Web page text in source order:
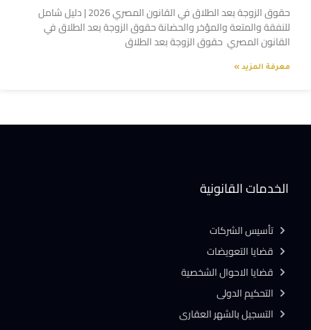
حقوق الزوجة بعد الطلاق في القانون المصري 2026 | دليل شامل
للنفقة والمتعة والمؤخر والحضانة حقوق الزوجة بعد الطلاق في
القانون المصري حقوق الزوجة بعد الطلاق
معرفة المزيد »
الخدمات القانونية
تأسيس الشركات
قضايا التعويضات
قضايا الاحوال الشخصية
التحكيم الدولى
التسجيل بالشهر العقارى